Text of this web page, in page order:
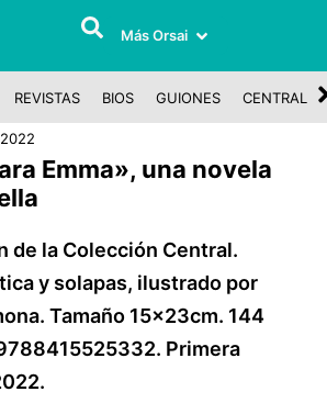
Más Orsai
REVISTAS BIOS GUIONES CENTRAL
Emma», una novela
de la Colección Central.
y solapas, ilustrado por
Tamaño 15x23cm. 144
Primera